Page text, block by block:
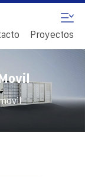
Proyectos